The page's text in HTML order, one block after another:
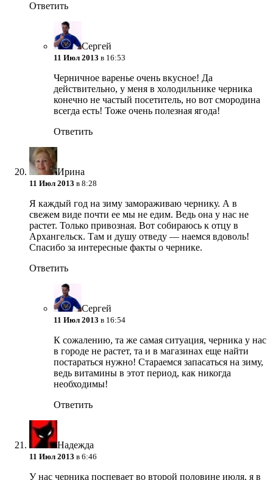
Ответить
Сергей
11 Июл 2013 в 16:53
Черничное варенье очень вкусное! Да
действительно, у меня в холодильнике черника
конечно не частый посетитель, но вот смородина
всегда есть! Тоже очень полезная ягода!
Ответить
Ирина
11 Июл 2013 в 8:28
Я каждый год на зиму замораживаю чернику. А в
свежем виде почти ее мы не едим. Ведь она у нас не
растет. Только привозная. Вот собираюсь к отцу в
Архангельск. Там и душу отведу — наемся вдоволь!
Спасибо за интересные факты о чернике.
Ответить
Сергей
11 Июл 2013 в 16:54
К сожалению, та же самая ситуация, черника у нас
в городе не растет, та и в магазинах еще найти
постараться нужно! Стараемся запасаться на зиму,
ведь витамины в этот период, как никогда
необходимы!
Ответить
Надежда
11 Июл 2013 в 6:46
У нас черника поспевает во второй половине июля, я в